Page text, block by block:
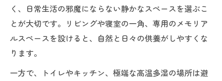
く、日常生活の邪魔にならない静かなスペースを選ぶこ
とが大切です。リビングや寝室の一角、専用のメモリア
ルスペースを設けると、自然と日々の供養がしやすくな
ります。
一方で、トイレやキッチン、極端な高温多湿の場所は避